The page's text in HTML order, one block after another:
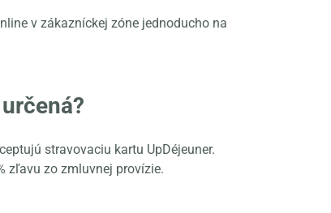
v zákazníckej zóne jednoducho na
stravovaciu kartu UpDéjeuner.
zľavu zo zmluvnej provízie.